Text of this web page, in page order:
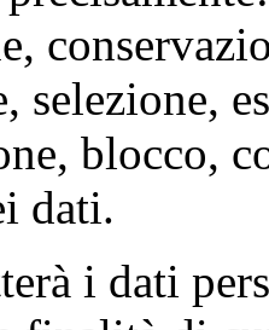
selezione,
blocco,
dati.
i dati